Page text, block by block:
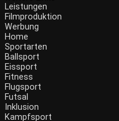
Leistungen
Filmproduktion
Werbung
Home
Sportarten
Ballsport
Eissport
Fitness
Flugsport
Futsal
Inklusion
Kampfsport